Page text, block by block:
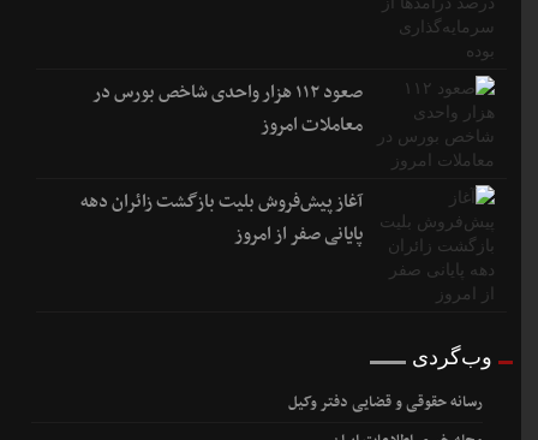
صعود ۱۱۲ هزار واحدی شاخص بورس در
معاملات امروز
آغاز پیش‌فروش بلیت بازگشت زائران دهه
پایانی صفر از امروز
وب‌گردی
رسانه حقوقی و قضایی دفتر وکیل